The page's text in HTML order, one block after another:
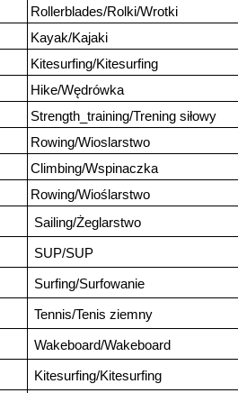
Rollerblades/Rolki/Wrotki
Kayak/Kajaki
Kitesurfing/Kitesurfing
Hike/Wędrówka
Strength_training/Trening siłowy
Rowing/Wioslarstwo
Climbing/Wspinaczka
Rowing/Wioślarstwo
Sailing/Żeglarstwo
SUP/SUP
Surfing/Surfowanie
Tennis/Tenis ziemny
Wakeboard/Wakeboard
Kitesurfing/Kitesurfing